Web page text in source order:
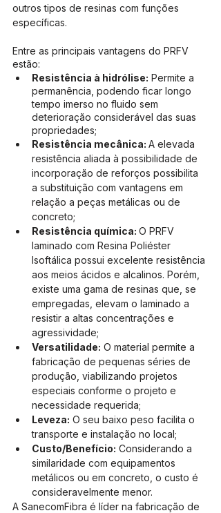
outros tipos de resinas com funções
específicas.
Entre as principais vantagens do PRFV
estão:
Resistência à hidrólise: Permite a
permanência, podendo ficar longo
tempo imerso no fluido sem
deterioração considerável das suas
propriedades;
Resistência mecânica: A elevada
resistência aliada à possibilidade de
incorporação de reforços possibilita
a substituição com vantagens em
relação a peças metálicas ou de
concreto;
Resistência química: O PRFV
laminado com Resina Poliéster
Isoftálica possui excelente resistência
aos meios ácidos e alcalinos. Porém,
existe uma gama de resinas que, se
empregadas, elevam o laminado a
resistir a altas concentrações e
agressividade;
Versatilidade: O material permite a
fabricação de pequenas séries de
produção, viabilizando projetos
especiais conforme o projeto e
necessidade requerida;
Leveza: O seu baixo peso facilita o
transporte e instalação no local;
Custo/Benefício: Considerando a
similaridade com equipamentos
metálicos ou em concreto, o custo é
consideravelmente menor.
A SanecomFibra é líder na fabricação de